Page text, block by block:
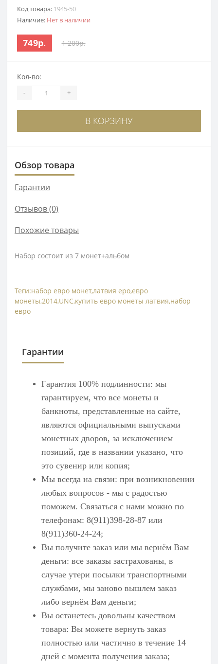
Код товара: 1945-50
Наличие: Нет в наличии
749р. 1 200р.
Кол-во:
- +
В КОРЗИНУ
Обзор товара
Гарантии
Отзывов (0)
Похожие товары
Набор состоит из 7 монет+альбом
Теги:набор евро монет,латвия еро,евро
монеты,2014,UNC,купить евро монеты латвия,набор
евро
Гарантии
Гарантия 100% подлинности: мы
гарантируем, что все монеты и
банкноты, представленные на сайте,
являются официальными выпусками
монетных дворов, за исключением
позиций, где в названии указано, что
это сувенир или копия;
Мы всегда на связи: при возникновении
любых вопросов - мы с радостью
поможем. Связаться с нами можно по
телефонам: 8(911)398-28-87 или
8(911)360-24-24;
Вы получите заказ или мы вернём Вам
деньги: все заказы застрахованы, в
случае утери посылки транспортными
службами, мы заново вышлем заказ
либо вернём Вам деньги;
Вы останетесь довольны качеством
товара: Вы можете вернуть заказ
полностью или частично в течение 14
дней с момента получения заказа;